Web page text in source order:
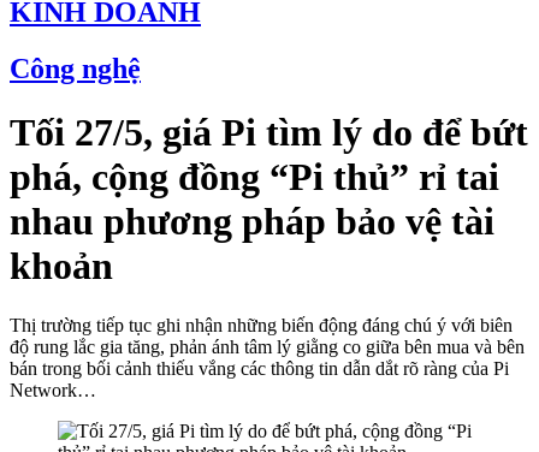
KINH DOANH
Công nghệ
Tối 27/5, giá Pi tìm lý do để bứt
phá, cộng đồng “Pi thủ” rỉ tai
nhau phương pháp bảo vệ tài
khoản
Thị trường tiếp tục ghi nhận những biến động đáng chú ý với biên
độ rung lắc gia tăng, phản ánh tâm lý giằng co giữa bên mua và bên
bán trong bối cảnh thiếu vắng các thông tin dẫn dắt rõ ràng của Pi
Network…